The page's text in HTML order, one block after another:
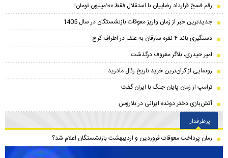
رقم فسخ قرارداد رضاییان با استقلال فقط ۱۰۰میلیون تومان!
جدیدترین خبر از زمان واریز معوقات بازنشستگان در سال 1405
دستگیری باند ۴ نفره سارقان به عنف در اطراف کرج
امیر حیدری، بلاگر معروف درگذشت
رونمایی از گران‌ترین خرید تاریخ رئال مادرید
ترامپ از زمان پایان جنگ با ایران گفت
آتش‌بازی دختر دونده ایرانی در بلاروس
پرطرفدار
زمان پرداخت معوقات فروردین و اردیبهشت بازنشستگان اعلام شد؟